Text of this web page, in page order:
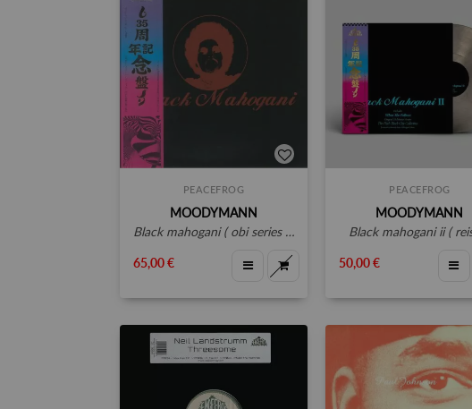
PEACEFROG
MOODYMANN
black mahogani ( obi series ) 3 vinyls
65,00 €
PEACEFROG
MOODYMANN
black mahogani ii (
50,00 €